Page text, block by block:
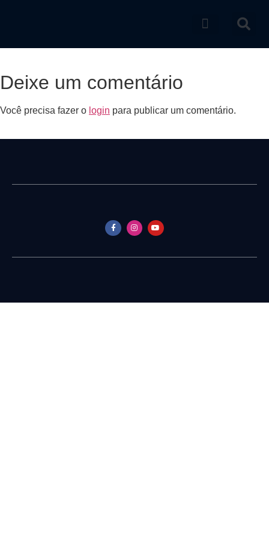
Deixe um comentário
Você precisa fazer o login para publicar um comentário.